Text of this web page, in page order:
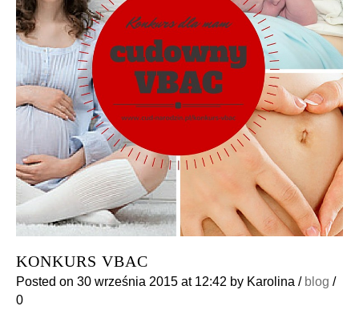
KONKURS VBAC
Posted on 30 września 2015 at 12:42 by Karolina / blog /
0